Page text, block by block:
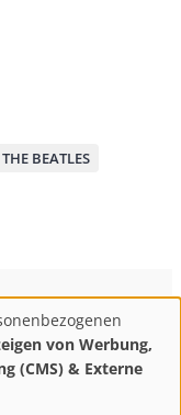
THE BEATLES
Datenschutz
von Werbung,
(CMS) & Externe